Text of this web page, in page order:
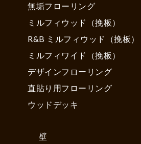
無垢フローリング
ミルフィウッド（挽板）
R&B ミルフィウッド（挽板）
ミルフィワイド（挽板）
デザインフローリング
直貼り用フローリング
ウッドデッキ
壁